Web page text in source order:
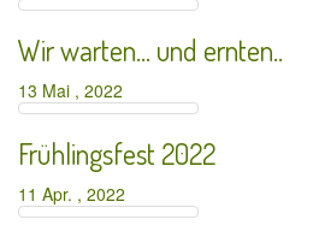
Wir warten… und ernten..
13 Mai , 2022
Frühlingsfest 2022
11 Apr. , 2022